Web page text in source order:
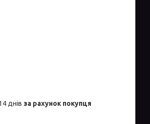
днів за рахунок покупця